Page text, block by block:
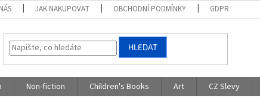
JAK NAKUPOVAT OBCHODNÍ PODMÍNKY GDPR
HLEDAT
Non-fiction Children's Books Art CZ Slevy